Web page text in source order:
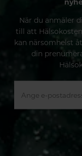
När du anmäler
till att
kan närsomhelst
din